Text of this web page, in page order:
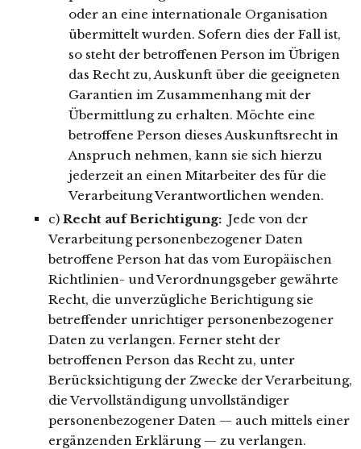
oder an eine internationale Organisation
übermittelt wurden. Sofern dies der Fall ist,
so steht der betroffenen Person im Übrigen
das Recht zu, Auskunft über die geeigneten
Garantien im Zusammenhang mit der
Übermittlung zu erhalten. Möchte eine
betroffene Person dieses Auskunftsrecht in
Anspruch nehmen, kann sie sich hierzu
jederzeit an einen Mitarbeiter des für die
Verarbeitung Verantwortlichen wenden.
c) Recht auf Berichtigung: Jede von der
Verarbeitung personenbezogener Daten
betroffene Person hat das vom Europäischen
Richtlinien- und Verordnungsgeber gewährte
Recht, die unverzügliche Berichtigung sie
betreffender unrichtiger personenbezogener
Daten zu verlangen. Ferner steht der
betroffenen Person das Recht zu, unter
Berücksichtigung der Zwecke der Verarbeitung,
die Vervollständigung unvollständiger
personenbezogener Daten — auch mittels einer
ergänzenden Erklärung — zu verlangen.